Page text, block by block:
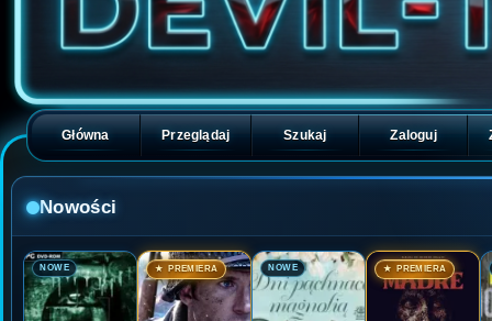
Główna Przeglądaj Szukaj Zaloguj
Nowości
🎬NOWE 🎬★ PREMIERA 🎬NOWE 🎬★ PREMIERA